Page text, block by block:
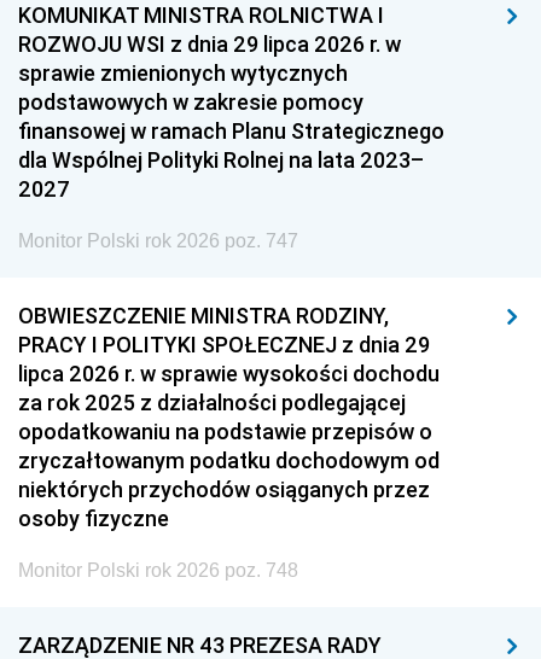
KOMUNIKAT MINISTRA ROLNICTWA I
ROZWOJU WSI z dnia 29 lipca 2026 r. w
sprawie zmienionych wytycznych
podstawowych w zakresie pomocy
finansowej w ramach Planu Strategicznego
dla Wspólnej Polityki Rolnej na lata 2023–
2027
Monitor Polski rok 2026 poz. 747
OBWIESZCZENIE MINISTRA RODZINY,
PRACY I POLITYKI SPOŁECZNEJ z dnia 29
lipca 2026 r. w sprawie wysokości dochodu
za rok 2025 z działalności podlegającej
opodatkowaniu na podstawie przepisów o
zryczałtowanym podatku dochodowym od
niektórych przychodów osiąganych przez
osoby fizyczne
Monitor Polski rok 2026 poz. 748
ZARZĄDZENIE NR 43 PREZESA RADY